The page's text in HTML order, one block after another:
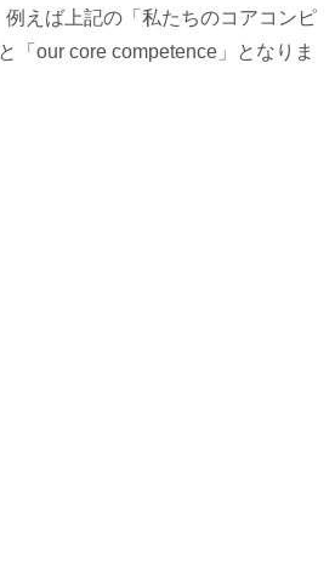
えば上記の「私たちのコアコンピ
「our core competence」となりま